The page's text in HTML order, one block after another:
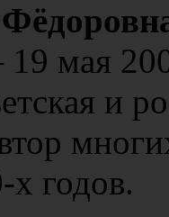
19 мая
и
х годов.